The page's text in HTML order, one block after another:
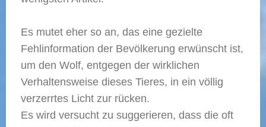
Es mutet eher so an, das eine gezielte
Fehlinformation der Bevölkerung erwünscht ist,
um den Wolf, entgegen der wirklichen
Verhaltensweise dieses Tieres, in ein völlig
verzerrtes Licht zur rücken.
Es wird versucht zu suggerieren, dass die oft